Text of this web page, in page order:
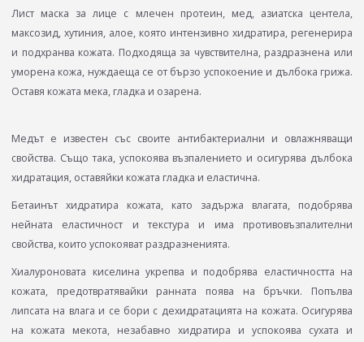
Лист маска за лице с млечен протеин, мед, азиатска центела,
максозид, хутиния, алое, която интензивно хидратира, регенерира
и подхранва кожата. Подходяща за чувствителна, раздразнена или
уморена кожа, нуждаеща се от бързо успокоение и дълбока грижа.
Оставя кожата мека, гладка и озарена.
Медът е известен със своите антибактериални и овлажняващи
свойства. Също така, успокоява възпалението и осигурява дълбока
хидратация, оставяйки кожата гладка и еластична.
Бетаинът хидратира кожата, като задържа влагата, подобрява
нейната еластичност и текстура и има противовъзпалителни
свойства, които успокояват раздразненията.
Хиалуроновата киселина укрепва и подобрява еластичността на
кожата, предотвратявайки ранната поява на бръчки. Попълва
липсата на влага и се бори с дехидратацията на кожата. Осигурява
на кожата мекота, незабавно хидратира и успокоява сухата и